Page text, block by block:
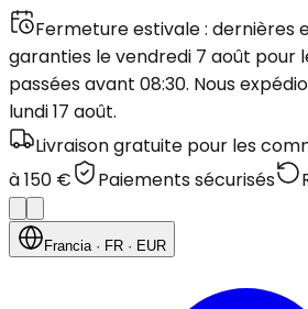
Fermeture estivale : dernières
garanties le vendredi 7 août pour
passées avant 08:30. Nous
lundi 17 août.
Livraison gratuite pour les
à 150 €
Paiements sécurisés
Francia· FR · EUR